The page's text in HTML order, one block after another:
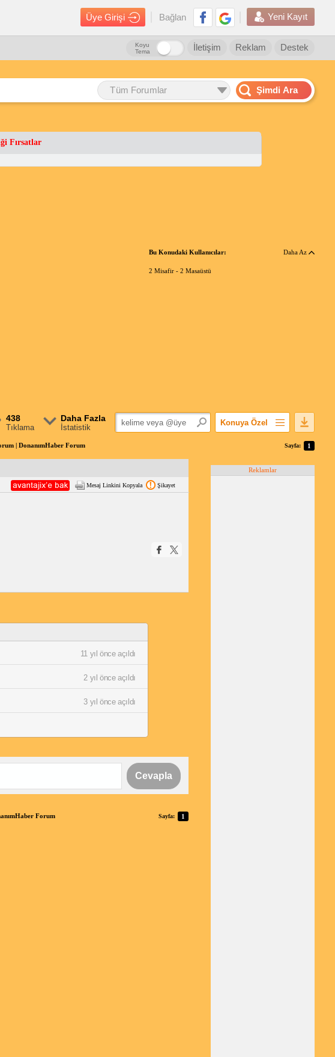
Üye Girişi Bağlan Yeni Kayıt
Destek
Reklam
İletişim
Koyu
Tema
Tüm Forumlar Şimdi Ara
Fırsatlar
Bu Konudaki Kullanıcılar: Daha Az
2 Misafir - 2 Masaüstü
438
Tıklama
Daha Fazla
İstatistik
Konuya Özel
Popüler Mesajlar
| DonanımHaber Forum Sayfa: 1
Mesaj Linkini Kopyala Şikayet
11 yıl önce açıldı
2 yıl önce açıldı
3 yıl önce açıldı
Cevapla
Sayfa: 1
Forum
Reklamlar